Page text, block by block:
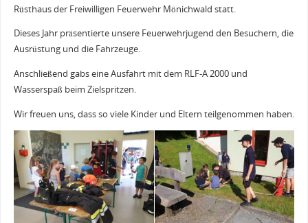
Rüsthaus der Freiwilligen Feuerwehr Mönichwald statt.
Dieses Jahr präsentierte unsere Feuerwehrjugend den Besuchern, die
Ausrüstung und die Fahrzeuge.
Anschließend gabs eine Ausfahrt mit dem RLF-A 2000 und
Wasserspaß beim Zielspritzen.
Wir freuen uns, dass so viele Kinder und Eltern teilgenommen haben.